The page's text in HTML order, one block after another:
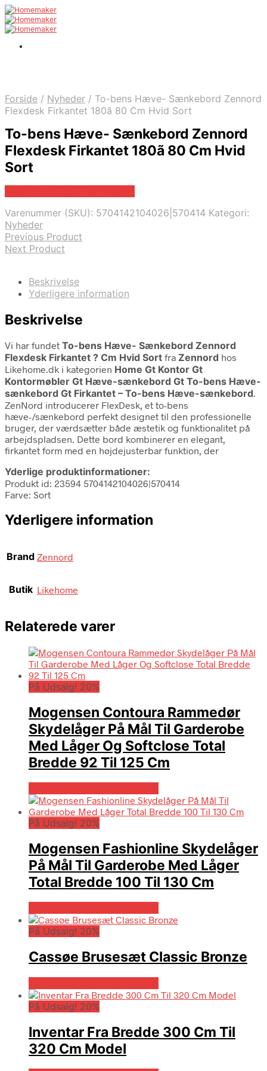
Forside / Nyheder / To-bens Hæve- Sænkebord Zennord
Flexdesk Firkantet 180ã 80 Cm Hvid Sort
To-bens Hæve- Sænkebord Zennord
Flexdesk Firkantet 180ã 80 Cm Hvid
Sort
Varenummer (SKU): 5704142104026|570414 Kategori:
Nyheder
Previous Product
Next Product
Beskrivelse
Yderligere information
Beskrivelse
Vi har fundet To-bens Hæve- Sænkebord Zennord
Flexdesk Firkantet ? Cm Hvid Sort fra Zennord hos
Likehome.dk i kategorien Home Gt Kontor Gt
Kontormøbler Gt Hæve-sænkebord Gt To-bens Hæve-
sænkebord Gt Firkantet – To-bens Hæve-sænkebord.
ZenNord introducerer FlexDesk, et to-bens
hæve-/sænkebord perfekt designet til den professionelle
bruger, der værdsætter både æstetik og funktionalitet på
arbejdspladsen. Dette bord kombinerer en elegant,
firkantet form med en højdejusterbar funktion, der
Yderlige produktinformationer:
Produkt id: 23594 5704142104026|570414
Farve: Sort
Yderligere information
Brand Zennord
Butik Likehome
Relaterede varer
På Udsalg! 20%
Mogensen Contoura Rammedør
Skydelåger På Mål Til Garderobe
Med Låger Og Softclose Total
Bredde 92 Til 125 Cm
På Udsalg! 20%
Mogensen Fashionline Skydelåger
På Mål Til Garderobe Med Låger
Total Bredde 100 Til 130 Cm
På Udsalg! 20%
Cassøe Brusesæt Classic Bronze
På Udsalg! 20%
Inventar Fra Bredde 300 Cm Til
320 Cm Model